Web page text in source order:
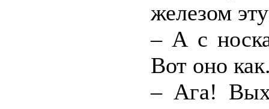
железом
– А с
Вот оно
– Ага!